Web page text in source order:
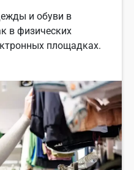
и обуви в
в физических
площадках.